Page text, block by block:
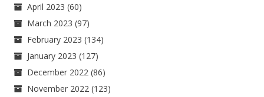
April 2023 (60)
March 2023 (97)
February 2023 (134)
January 2023 (127)
December 2022 (86)
November 2022 (123)